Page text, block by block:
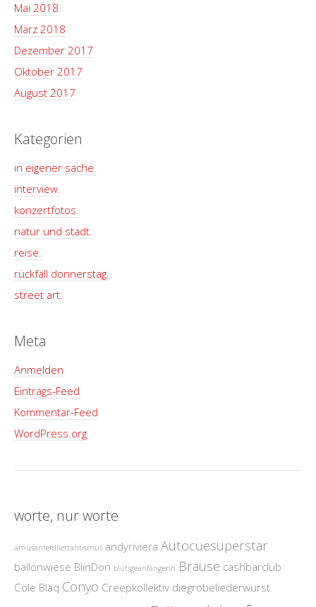
Mai 2018
März 2018
Dezember 2017
Oktober 2017
August 2017
Kategorien
in eigener sache.
interview.
konzertfotos.
natur und stadt.
reise.
rückfall donnerstag.
street art.
Meta
Anmelden
Eintrags-Feed
Kommentar-Feed
WordPress.org
worte, nur worte
amüsanterdilettantismus andyriviera Autocuesuperstar
ballonwiese BlinDon blutigeanfängerin Brause cashbarclub
Cole Blaq Conyo Creepkollektiv diegrobeliederwurst